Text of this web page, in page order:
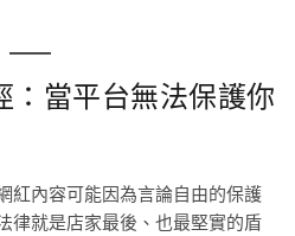
：當平台無法保護你
紅內容可能因為言論自由的保護
律就是店家最後、也最堅實的盾